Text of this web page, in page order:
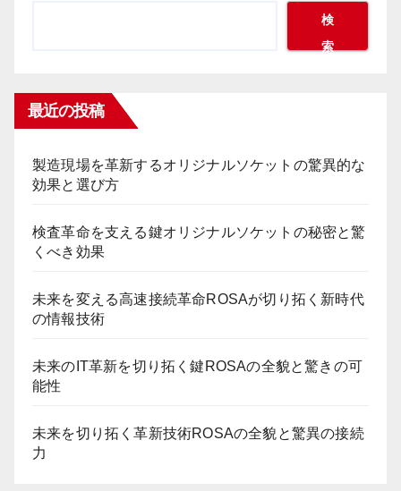
検
索
最近の投稿
製造現場を革新するオリジナルソケットの驚異的な
効果と選び方
検査革命を支える鍵オリジナルソケットの秘密と驚
くべき効果
未来を変える高速接続革命ROSAが切り拓く新時代
の情報技術
未来のIT革新を切り拓く鍵ROSAの全貌と驚きの可
能性
未来を切り拓く革新技術ROSAの全貌と驚異の接続
力